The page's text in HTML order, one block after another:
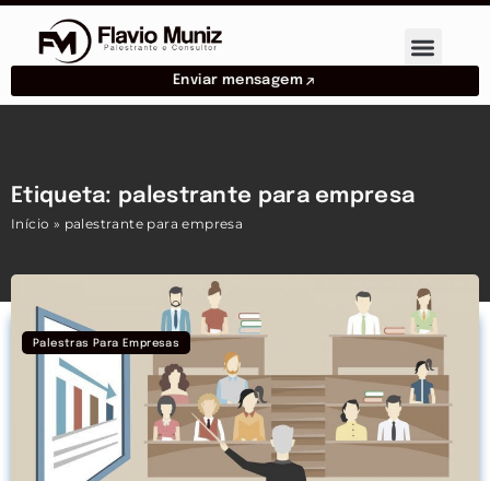
Enviar mensagem
Etiqueta: palestrante para empresa
Início » palestrante para empresa
Palestras Para Empresas